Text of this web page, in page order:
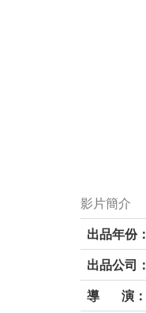
影片簡介
出品年份：
出品公司：
導 演：